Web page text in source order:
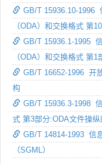
GB/T 15936.10-1996
（ODA）和交换格式 第
GB/T 15936.1-1995
（ODA）和交换格式 第1
GB/T 16652-1996 开
构
GB/T 15936.3-1998
式 第3部分:ODA文件操
GB/T 14814-1993 信
（SGML）